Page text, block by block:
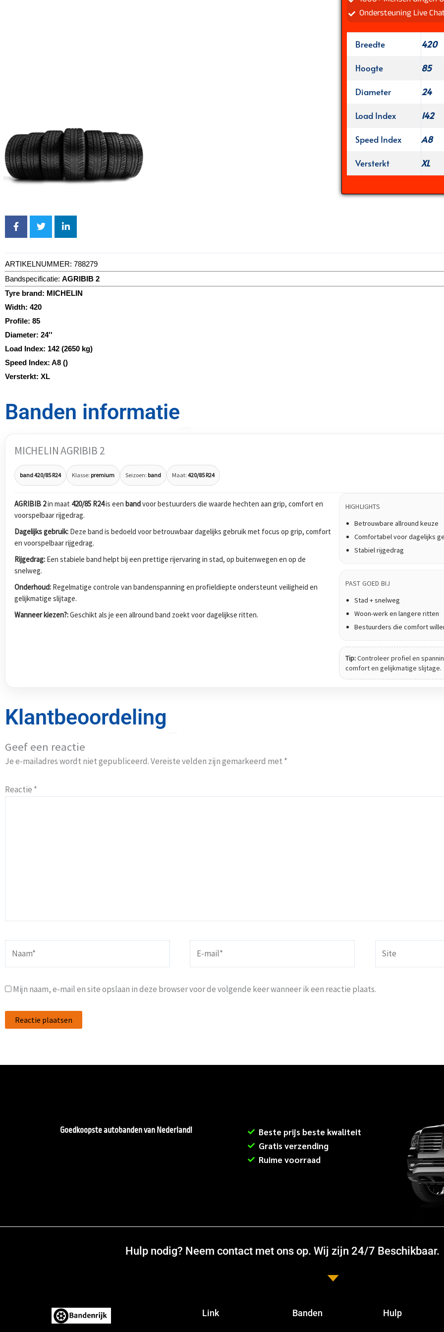
Ondersteuning Live
Breedte
420
Hoogte
85
Diameter
24
Load Index
142
Speed Index
A8
Versterkt
XL
ARTIKELNUMMER: 788279
Bandspecificatie: AGRIBIB 2
Tyre brand: MICHELIN
Width: 420
Profile: 85
Diameter: 24''
Load Index: 142 (2650 kg)
Speed Index: A8 ()
Versterkt: XL
Banden informatie
MICHELIN AGRIBIB 2
band 420/85 R24 Klasse: premium Seizoen: band Maat: 420/85 R24
AGRIBIB 2in maat 420/85 R24is een bandvoor bestuurders die waarde hechten aan grip, comfort en
voorspelbaar rijgedrag.
Dagelijks gebruik: Deze band is bedoeld voor betrouwbaar dagelijks gebruik met focus op grip, comfort
en voorspelbaar rijgedrag.
Rijgedrag: Een stabiele band helpt bij een prettige rijervaring in stad, op buitenwegen en op de
snelweg.
Onderhoud: Regelmatige controle van bandenspanning en profieldiepte ondersteunt veiligheid en
gelijkmatige slijtage.
Wanneer kiezen?:Geschikt als je een allround band zoekt voor dagelijkse ritten.
HIGHLIGHTS
Betrouwbare allround keuze
Comfortabel voor dagelijks
Stabiel rijgedrag
PAST GOED BIJ
Stad + snelweg
Woon-werk en langere ritten
Bestuurders die comfort
Tip:Controleer profiel en
comfort en gelijkmatige slijtage.
Klantbeoordeling
Geef een reactie
Je e-mailadres wordt niet gepubliceerd.Vereiste velden zijn gemarkeerd met *
Reactie *
mail*
Mijn naam, e-mail en site opslaan in deze browser voor de volgende keer wanneer ik een reactie plaats.
Goedkoopste autobanden van Nederland!
Beste prijs beste kwaliteit
Gratis verzending
Ruime voorraad
Hulp nodig? Neem contact met ons op. Wij zijn 24/7 Beschikbaar.
Link Banden Hulp